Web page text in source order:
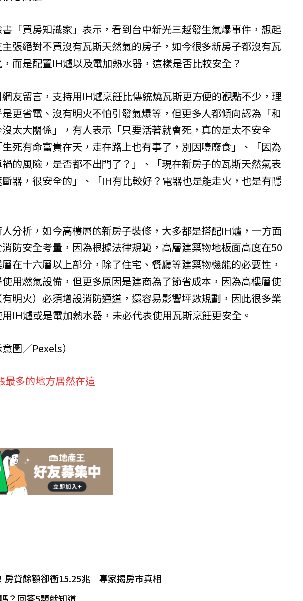
「買房知識家」表示，看到台中新光三越發生氣爆事件，想起
張絕對不買沒有瓦斯天然氣的房子，如今很多新房子都沒有瓦
而是配置IH爐以及電加熱水器，這樣是否比較安全？
友留言，支持用IH爐烹飪比傳統燒瓦斯更方便的觀點不少，理
更省電、沒有明火不怕引發氣爆等，但更多人都傾向認為「和
太大關係」，有人表示「只要活著就會死，真的是太不安全
死有命富貴在天，走在路上也有事了，別因噎廢食」、「因為
的風險，是否都不出門了？」、「現在新房子的瓦斯天然氣表
斷器，很安全的」、「IH有比較好？電器也是能走火，也是有隱
分析，如今高樓層的新房子裝修，大多都是搭配IH爐，一方面
防安全考量，因為根據法律規範，高層建築物地板面高度在50
在十六層以上部分，除了住宅、餐廳等建築物機能的必要性，
用燃氣設備，但更多原因是建商為了節省成本，因為高樓層使
明火）必須增設消防通道，還容易影響坪數規劃，因此很多業
IH爐或是電加熱水器，未必代表使用瓦斯烹飪更安全。
意圖／Pexels）
最多的地方居然在這
房貸餘額卻衝15.25兆 專家揭房市真相
？回答5題就知道